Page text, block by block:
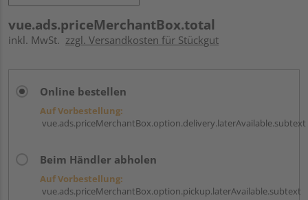
vue.ads.priceMerchantBox.total
inkl. MwSt. zzgl. Versandkosten für Stückgut
Online bestellen
Auf Vorbestellung:
vue.ads.priceMerchantBox.option.delivery.laterAvailable.subtext
Beim Händler abholen
Auf Vorbestellung:
vue.ads.priceMerchantBox.option.pickup.laterAvailable.subtext